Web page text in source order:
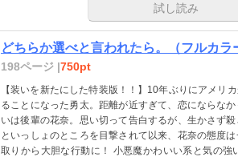
試し読み
どちらか選べと言われたら。（フルカラ
198ページ |750pt
【装いを新たにした特装版！！】10年ぶりにアメリ
ることになった勇太。距離が近すぎて、恋にならな
いは後輩の花奈。思い切って告白するが、生かさず
といっしょのところを目撃されて以来、花奈の態度
取りから大胆な行動に！ 小悪魔かわいい系と気の